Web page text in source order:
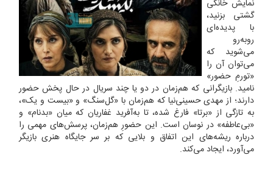
نمایش خانگی
گشتی بزنید،
با پدیده‌ای
روبه‌رو
می‌شوید که
می‌توان آن را
«تورمِ حضور»
نامید. بازیگرانی که هم‌زمان در دو یا چند سریال در حال پخش حضور
دارند؛ از مهدی حسینی‌نیا که هم‌زمان با «گل‌سنگ» و «بیست و یک»،
به تازگی از «برتا» فارغ شده، تا به‌آفرید غفاریان که میان «بدنام» و
«بی‌عاطفه» در نوسان است. این حضورِ هم‌زمان، پرسش‌های مهمی را
درباره ریشه‌های این اتفاق و بلایی که بر سر جایگاه هنری بازیگر
می‌آورد، ایجاد می‌کند.